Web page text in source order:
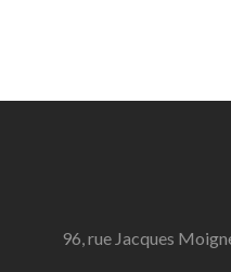
96, rue Jacques